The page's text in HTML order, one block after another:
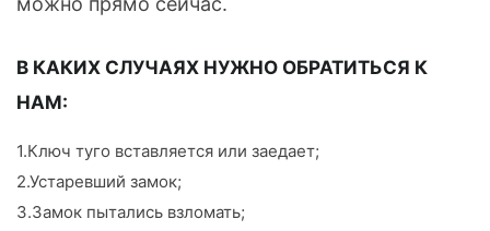
В КАКИХ СЛУЧАЯХ НУЖНО ОБРАТИТЬСЯ К
НАМ:
1.Ключ туго вставляется или заедает;
2.Устаревший замок;
3.Замок пытались взломать;